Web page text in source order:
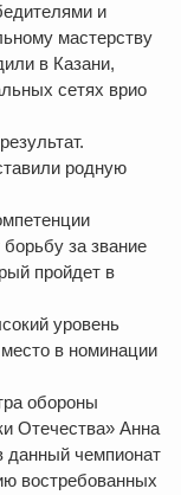
и
мастерству
в Казани,
сетях врио
родную
за звание
пройдет в
уровень
в номинации
обороны
Отечества» Анна
данный чемпионат
востребованных